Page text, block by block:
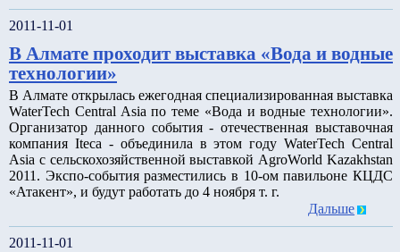
2011-11-01
В Алмате проходит выставка «Вода и водные
технологии»
В Алмате открылась ежегодная специализированная выставка
WaterTech Central Asia по теме «Вода и водные технологии».
Организатор данного события - отечественная выставочная
компания Iteca - объединила в этом году WaterTech Central
Asia с сельскохозяйственной выставкой AgroWorld Kazakhstan
2011. Экспо-события разместились в 10-ом павильоне КЦДС
«Атакент», и будут работать до 4 ноября т. г.
Дальше
2011-11-01